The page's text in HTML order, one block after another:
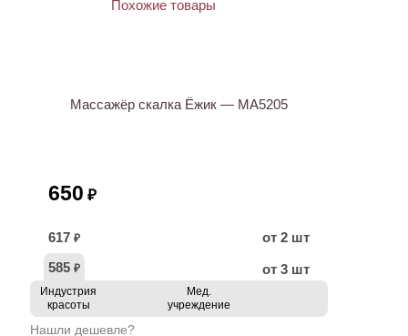
Массажёр скалка Ёжик — МА5205
650 ₽
617 ₽
от 2 шт
585 ₽ от 3 шт
Индустрия
красоты
Мед.
учреждение
Нашли дешевле?